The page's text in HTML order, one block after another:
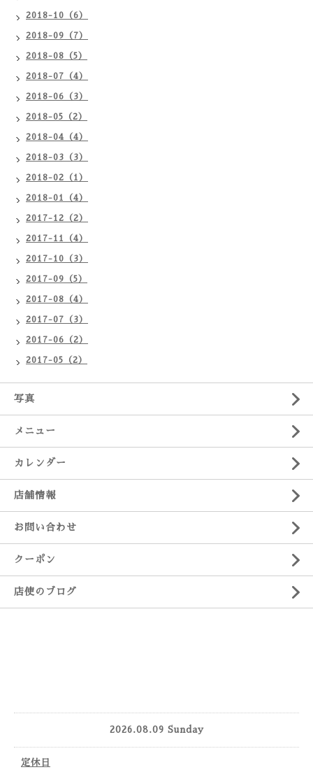
2018-10（6）
2018-09（7）
2018-08（5）
2018-07（4）
2018-06（3）
2018-05（2）
2018-04（4）
2018-03（3）
2018-02（1）
2018-01（4）
2017-12（2）
2017-11（4）
2017-10（3）
2017-09（5）
2017-08（4）
2017-07（3）
2017-06（2）
2017-05（2）
写真
メニュー
カレンダー
店舗情報
お問い合わせ
クーポン
店使のブログ
2026.08.09 Sunday
定休日